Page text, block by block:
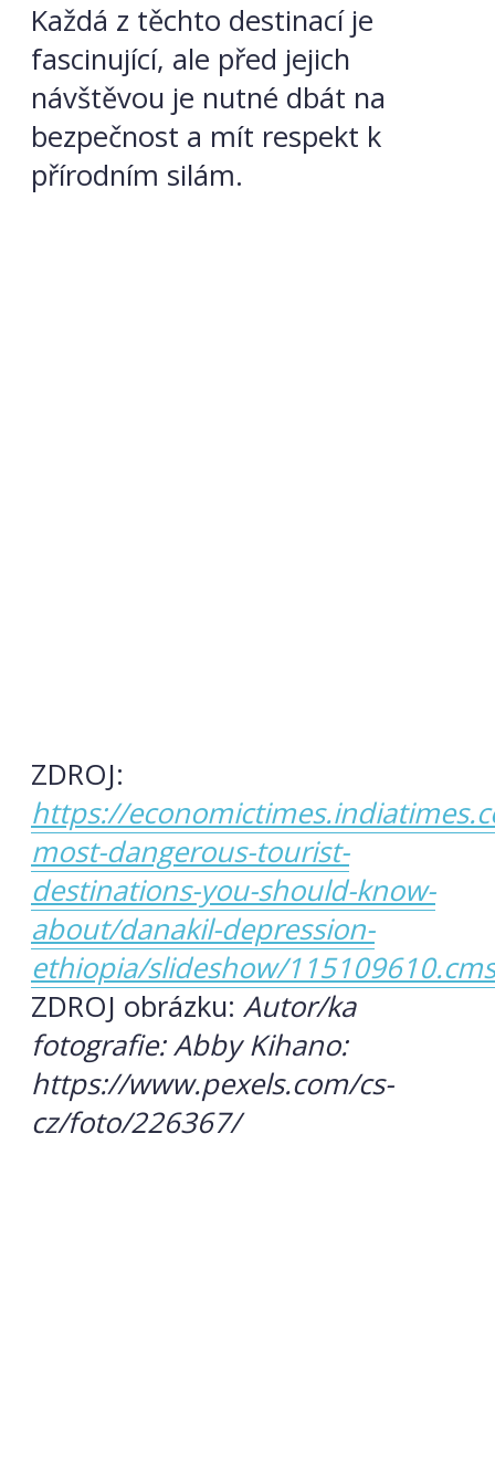
Každá z těchto destinací je
fascinující, ale před jejich
návštěvou je nutné dbát na
bezpečnost a mít respekt k
přírodním silám.
ZDROJ:
https://
most-dangerous-tourist-
destinations-you-should-know-
about/danakil-depression-
ethiopia/slideshow/115109610.cms
ZDROJ obrázku: Autor/ka
fotografie: Abby Kihano:
https://www.pexels.com/cs-
cz/foto/226367/